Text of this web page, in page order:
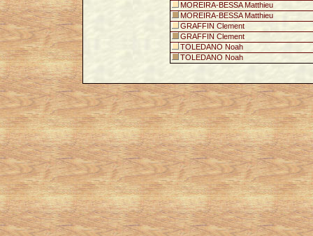
MOREIRA-BESSA Matthieu
MOREIRA-BESSA Matthieu
GRAFFIN Clement
GRAFFIN Clement
TOLEDANO Noah
TOLEDANO Noah